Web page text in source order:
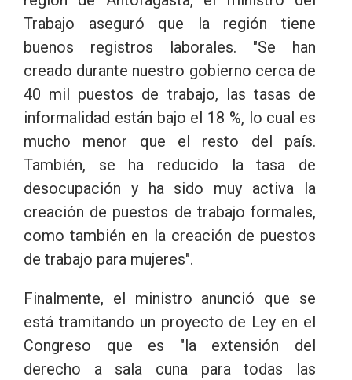
Trabajo aseguró que la región tiene
buenos registros laborales. "Se han
creado durante nuestro gobierno cerca de
40 mil puestos de trabajo, las tasas de
informalidad están bajo el 18 %, lo cual es
mucho menor que el resto del país.
También, se ha reducido la tasa de
desocupación y ha sido muy activa la
creación de puestos de trabajo formales,
como también en la creación de puestos
de trabajo para mujeres".
Finalmente, el ministro anunció que se
está tramitando un proyecto de Ley en el
Congreso que es "la extensión del
derecho a sala cuna para todas las